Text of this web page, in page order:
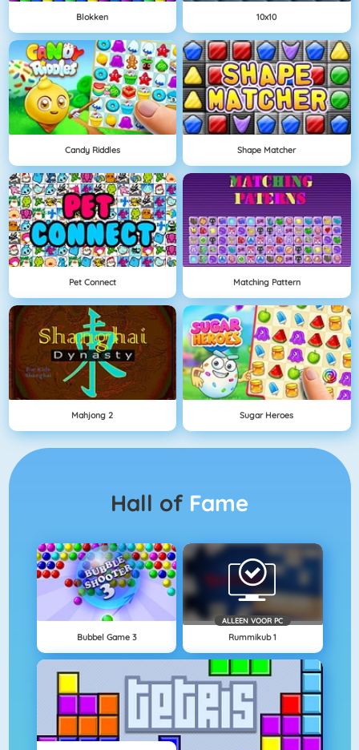
Blokken 10x10
Candy Riddles Shape Matcher
Pet Connect Matching Pattern
Mahjong 2 Sugar Heroes
Hall of Fame
Bubbel Game 3
ALLEEN VOOR PC
Rummikub 1